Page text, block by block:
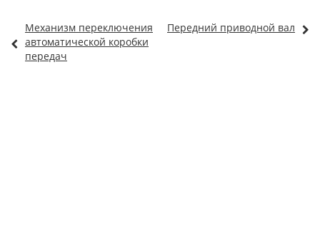
Механизм переключения
автоматической коробки
передач
Передний приводной вал